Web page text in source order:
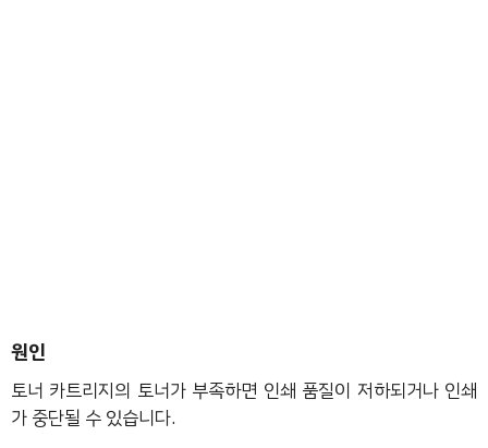
원인
토너 카트리지의 토너가 부족하면 인쇄 품질이 저하되거나 인쇄
가 중단될 수 있습니다.